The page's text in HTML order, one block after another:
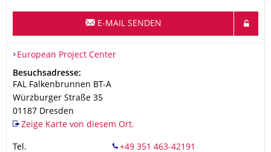
E-MAIL SENDEN
Organisationsname
European Project Center
European Project Center
Adresse
Besuchsadresse:
FAL Falkenbrunnen BT-A
Würzburger Straße 35
01187 Dresden
Zeige Karte von diesem Ort.
Tel.